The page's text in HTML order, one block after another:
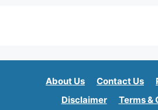
About Us Contact Us
Disclaimer
Terms &